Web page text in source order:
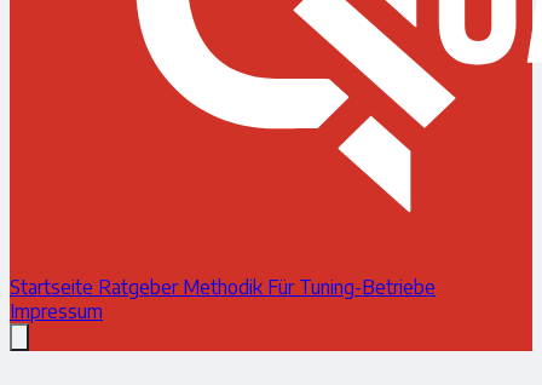
Startseite Ratgeber Methodik Für Tuning-Betriebe
Impressum